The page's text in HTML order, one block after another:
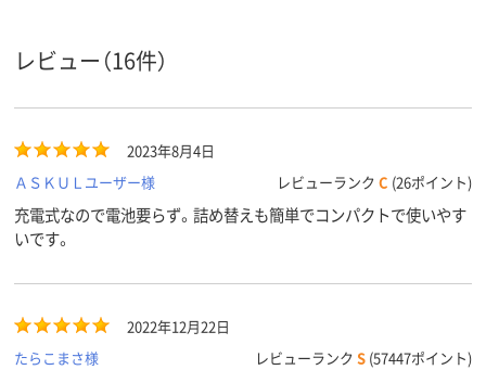
レビュー（16件）
2023年8月4日
ＡＳＫＵＬユーザー様
レビューランク C (26ポイント)
充電式なので電池要らず。詰め替えも簡単でコンパクトで使いやす
いです。
2022年12月22日
たらこまさ様
レビューランク S (57447ポイント)